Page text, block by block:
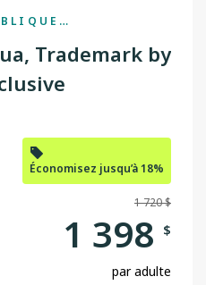
Trademark by
Économisez jusqu’à 18%
1 720 $
1 398 $
par adulte